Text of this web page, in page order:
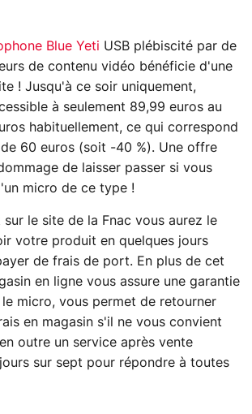
Blue Yeti USB plébiscité par de
de contenu vidéo bénéficie d'une
! Jusqu'à ce soir uniquement,
à seulement 89,99 euros au
habituellement, ce qui correspond
60 euros (soit -40 %). Une offre
de laisser passer si vous
micro de ce type !
sur le site de la Fnac vous aurez le
votre produit en quelques jours
de frais de port. En plus de cet
en ligne vous assure une garantie
micro, vous permet de retourner
en magasin s'il ne vous convient
outre un service après vente
sur sept pour répondre à toutes